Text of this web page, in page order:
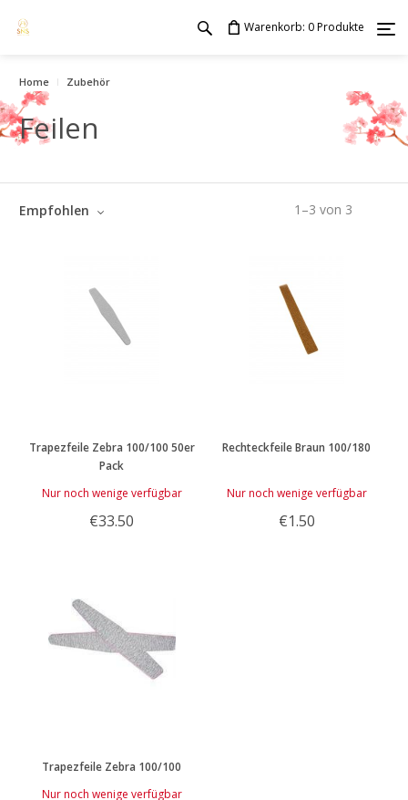
Warenkorb: 0Produkte
Home Zubehör
Feilen
1 –3 von 3
Empfohlen
Trapezfeile Zebra 100/100 50er
Pack
Nur noch wenige verfügbar
€33.50
Rechteckfeile Braun 100/180
Nur noch wenige verfügbar
€1.50
Trapezfeile Zebra 100/100
Nur noch wenige verfügbar